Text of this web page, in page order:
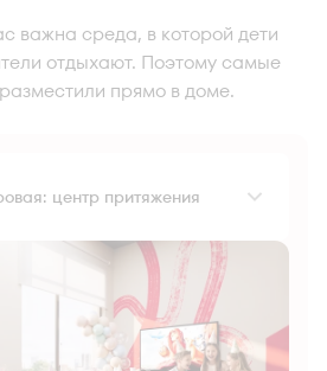
важна среда, в которой дети
отдыхают. Поэтому самые
прямо в доме.
центр притяжения